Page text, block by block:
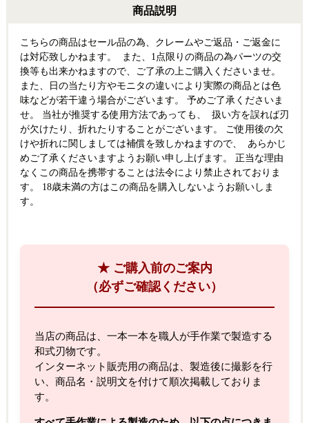
商品説明
こちらの商品はセール品の為、クレームやご返品・ご返金に
は対応致しかねます。 また、1点限りの商品の為パーツの交
換等も出来かねますので、ご了承の上ご購入くださいませ。
また、日の当たり方やモニタの違いにより実際の商品とは色
味などが若干違う場合がございます。 予めご了承くださいま
せ。 当社が推奨する使用方法であっても、 扱い方を誤れば刃
が欠けたり、折れたりすることがございます。 ご使用後の欠
けや折れに関しましては補償を致しかねますので、 あらかじ
めご了承くださいますようお願い申し上げます。 正当な理由
なくこの商品を携帯することは法令により禁止されておりま
す。 18歳未満の方はこの商品を購入しないようお願いしま
す。
★ ご購入前のご案内
（必ずご確認ください）
当店の商品は、一本一本を職人が手作業で製造する
和式刃物です。
インターネット販売用の商品は、製造後に撮影を行
い、商品名・説明文を付けて順次掲載しておりま
す。